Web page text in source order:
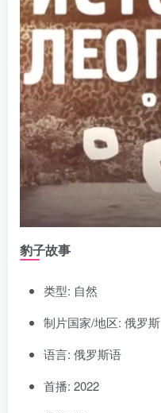
豹子故事
类型: 自然
制片国家/地区: 俄罗斯
语言: 俄罗斯语
首播: 2022